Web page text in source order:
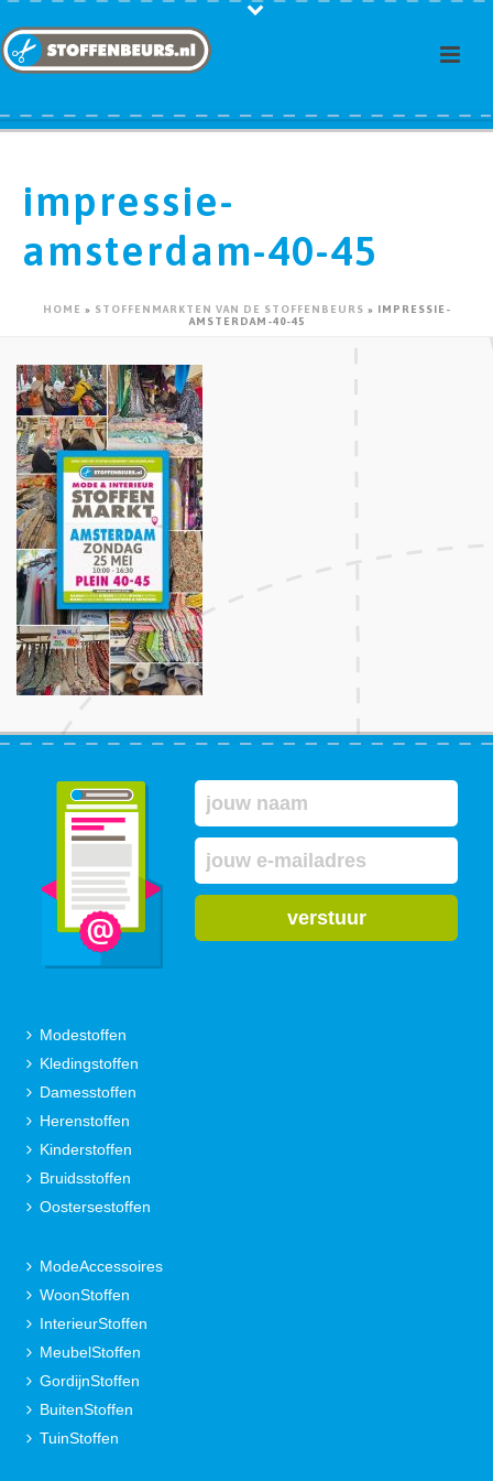
impressie-
amsterdam-40-45
HOME » STOFFENMARKTEN VAN DE STOFFENBEURS » IMPRESSIE-
AMSTERDAM-40-45
verstuur
Modestoffen
Kledingstoffen
Damesstoffen
Herenstoffen
Kinderstoffen
Bruidsstoffen
Oostersestoffen
ModeAccessoires
WoonStoffen
InterieurStoffen
MeubelStoffen
GordijnStoffen
BuitenStoffen
TuinStoffen